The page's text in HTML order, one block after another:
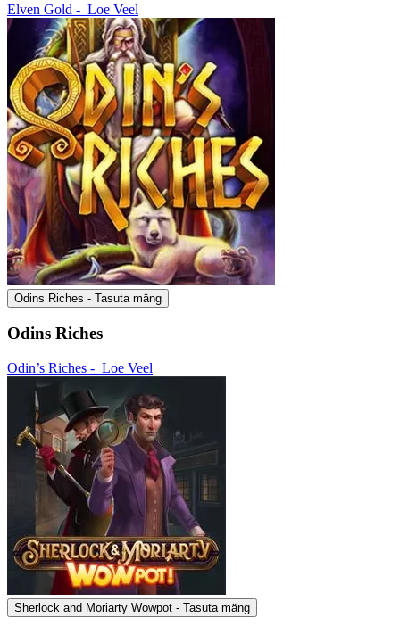
Elven Gold - Loe Veel
Odins Riches - Tasuta mäng
Odins Riches
Odin’s Riches - Loe Veel
Sherlock and Moriarty Wowpot - Tasuta mäng